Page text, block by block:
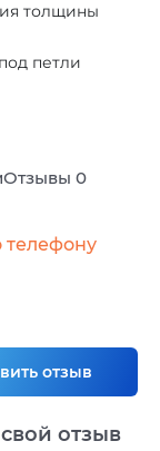
толщины
петли
Отзывы 0
телефону
отзыв
отзыв